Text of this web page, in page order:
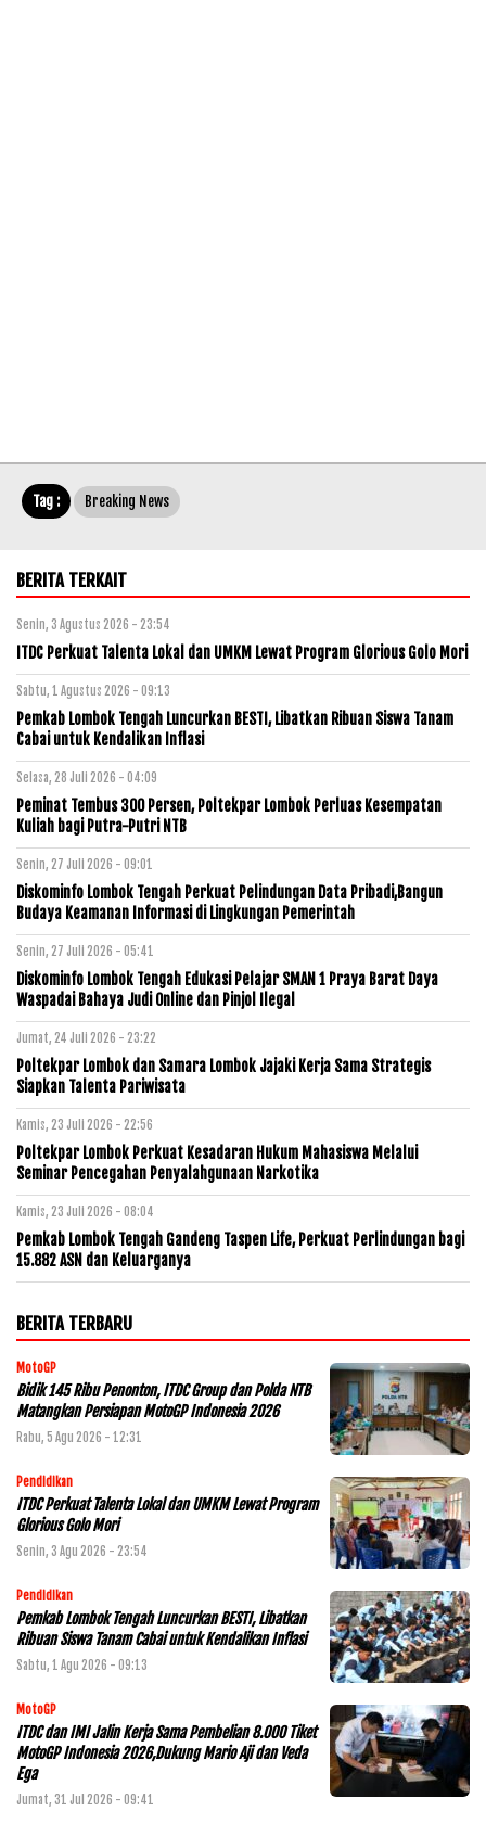
Tag : Breaking News
BERITA TERKAIT
Senin, 3 Agustus 2026 - 23:54
ITDC Perkuat Talenta Lokal dan UMKM Lewat Program Glorious Golo Mori
Sabtu, 1 Agustus 2026 - 09:13
Pemkab Lombok Tengah Luncurkan BESTI, Libatkan Ribuan Siswa Tanam
Cabai untuk Kendalikan Inflasi
Selasa, 28 Juli 2026 - 04:09
Peminat Tembus 300 Persen, Poltekpar Lombok Perluas Kesempatan
Kuliah bagi Putra-Putri NTB
Senin, 27 Juli 2026 - 09:01
Diskominfo Lombok Tengah Perkuat Pelindungan Data Pribadi,Bangun
Budaya Keamanan Informasi di Lingkungan Pemerintah
Senin, 27 Juli 2026 - 05:41
Diskominfo Lombok Tengah Edukasi Pelajar SMAN 1 Praya Barat Daya
Waspadai Bahaya Judi Online dan Pinjol Ilegal
Jumat, 24 Juli 2026 - 23:22
Poltekpar Lombok dan Samara Lombok Jajaki Kerja Sama Strategis
Siapkan Talenta Pariwisata
Kamis, 23 Juli 2026 - 22:56
Poltekpar Lombok Perkuat Kesadaran Hukum Mahasiswa Melalui
Seminar Pencegahan Penyalahgunaan Narkotika
Kamis, 23 Juli 2026 - 08:04
Pemkab Lombok Tengah Gandeng Taspen Life, Perkuat Perlindungan bagi
15.882 ASN dan Keluarganya
BERITA TERBARU
MotoGP
Bidik 145 Ribu Penonton, ITDC Group dan Polda NTB
Matangkan Persiapan MotoGP Indonesia 2026
Rabu, 5 Agu 2026 - 12:31
Pendidikan
ITDC Perkuat Talenta Lokal dan UMKM Lewat Program
Glorious Golo Mori
Senin, 3 Agu 2026 - 23:54
Pendidikan
Pemkab Lombok Tengah Luncurkan BESTI, Libatkan
Ribuan Siswa Tanam Cabai untuk Kendalikan Inflasi
Sabtu, 1 Agu 2026 - 09:13
MotoGP
ITDC dan IMI Jalin Kerja Sama Pembelian 8.000 Tiket
MotoGP Indonesia 2026,Dukung Mario Aji dan Veda
Ega
Jumat, 31 Jul 2026 - 09:41